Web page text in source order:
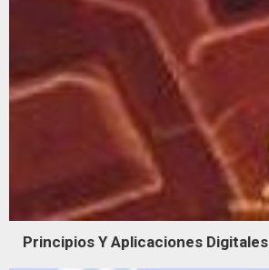
Principios Y Aplicaciones Digitales